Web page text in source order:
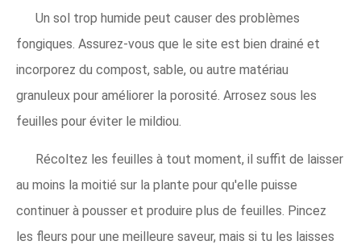
Un sol trop humide peut causer des problèmes
fongiques. Assurez-vous que le site est bien drainé et
incorporez du compost, sable, ou autre matériau
granuleux pour améliorer la porosité. Arrosez sous les
feuilles pour éviter le mildiou.
Récoltez les feuilles à tout moment, il suffit de laisser
au moins la moitié sur la plante pour qu'elle puisse
continuer à pousser et produire plus de feuilles. Pincez
les fleurs pour une meilleure saveur, mais si tu les laisses